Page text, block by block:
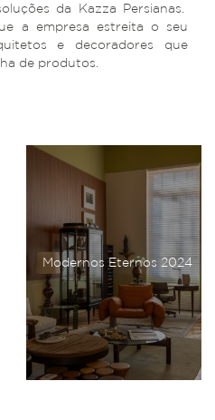
da Kazza Persianas.
a empresa estreita o seu
e decoradores que
de produtos.
Modernos Eternos 2024